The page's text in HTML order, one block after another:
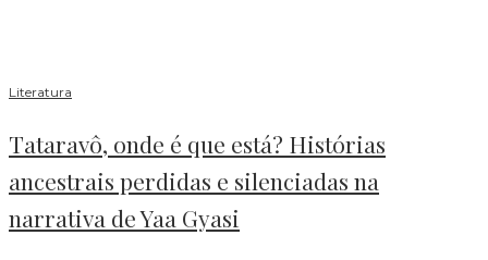
Literatura
Tataravô, onde é que está? Histórias
ancestrais perdidas e silenciadas na
narrativa de Yaa Gyasi